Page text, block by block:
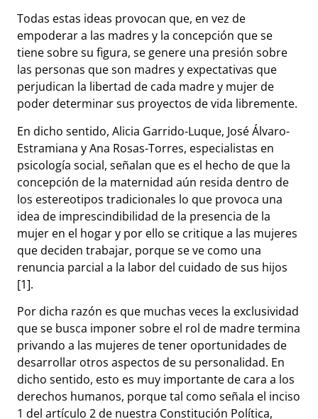
Todas estas ideas provocan que, en vez de
empoderar a las madres y la concepción que se
tiene sobre su figura, se genere una presión sobre
las personas que son madres y expectativas que
perjudican la libertad de cada madre y mujer de
poder determinar sus proyectos de vida libremente.
En dicho sentido, Alicia Garrido-Luque, José Álvaro-
Estramiana y Ana Rosas-Torres, especialistas en
psicología social, señalan que es el hecho de que la
concepción de la maternidad aún resida dentro de
los estereotipos tradicionales lo que provoca una
idea de imprescindibilidad de la presencia de la
mujer en el hogar y por ello se critique a las mujeres
que deciden trabajar, porque se ve como una
renuncia parcial a la labor del cuidado de sus hijos
[1].
Por dicha razón es que muchas veces la exclusividad
que se busca imponer sobre el rol de madre termina
privando a las mujeres de tener oportunidades de
desarrollar otros aspectos de su personalidad. En
dicho sentido, esto es muy importante de cara a los
derechos humanos, porque tal como señala el inciso
1 del artículo 2 de nuestra Constitución Política,